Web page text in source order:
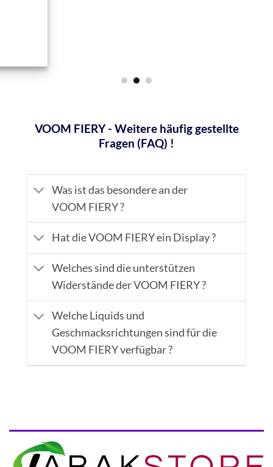
VOOM FIERY - Weitere häufig gestellte
Fragen (FAQ) !
Was ist das besondere an der
VOOM FIERY ?
Hat die VOOM FIERY ein Display ?
Welches sind die unterstützen
Widerstände der VOOM FIERY ?
Welche Liquids und
Geschmacksrichtungen sind für die
VOOM FIERY verfügbar ?